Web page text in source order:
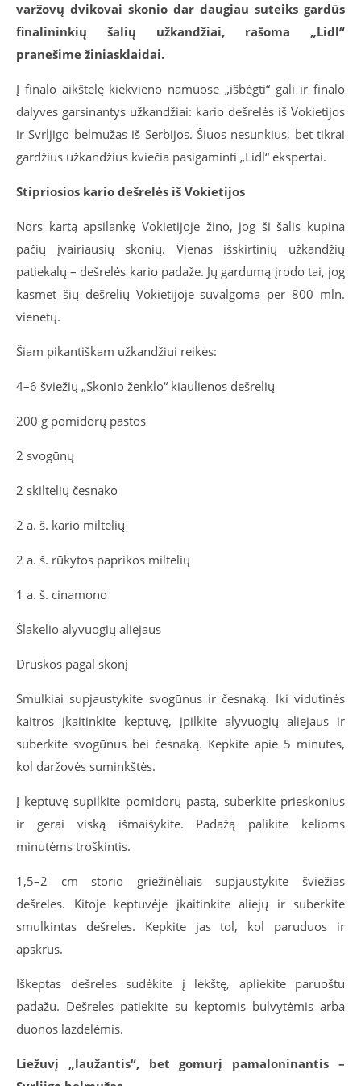
varžovų dvikovai skonio dar daugiau suteiks gardūs
finalininkių šalių užkandžiai, rašoma „Lidl“
pranešime žiniasklaidai.
Į finalo aikštelę kiekvieno namuose „išbėgti“ gali ir finalo
dalyves garsinantys užkandžiai: kario dešrelės iš Vokietijos
ir Svrljigo belmužas iš Serbijos. Šiuos nesunkius, bet tikrai
gardžius užkandžius kviečia pasigaminti „Lidl“ ekspertai.
Stipriosios kario dešrelės iš Vokietijos
Nors kartą apsilankę Vokietijoje žino, jog ši šalis kupina
pačių įvairiausių skonių. Vienas išskirtinių užkandžių
patiekalų – dešrelės kario padaže. Jų gardumą įrodo tai, jog
kasmet šių dešrelių Vokietijoje suvalgoma per 800 mln.
vienetų.
Šiam pikantiškam užkandžiui reikės:
4–6 šviežių „Skonio ženklo“ kiaulienos dešrelių
200 g pomidorų pastos
2 svogūnų
2 skiltelių česnako
2 a. š. kario miltelių
2 a. š. rūkytos paprikos miltelių
1 a. š. cinamono
Šlakelio alyvuogių aliejaus
Druskos pagal skonį
Smulkiai supjaustykite svogūnus ir česnaką. Iki vidutinės
kaitros įkaitinkite keptuvę, įpilkite alyvuogių aliejaus ir
suberkite svogūnus bei česnaką. Kepkite apie 5 minutes,
kol daržovės suminkštės.
Į keptuvę supilkite pomidorų pastą, suberkite prieskonius
ir gerai viską išmaišykite. Padažą palikite kelioms
minutėms troškintis.
1,5–2 cm storio griežinėliais supjaustykite šviežias
dešreles. Kitoje keptuvėje įkaitinkite aliejų ir suberkite
smulkintas dešreles. Kepkite jas tol, kol paruduos ir
apskrus.
Iškeptas dešreles sudėkite į lėkštę, apliekite paruoštu
padažu. Dešreles patiekite su keptomis bulvytėmis arba
duonos lazdelėmis.
Liežuvį „laužantis“, bet gomurį pamaloninantis –